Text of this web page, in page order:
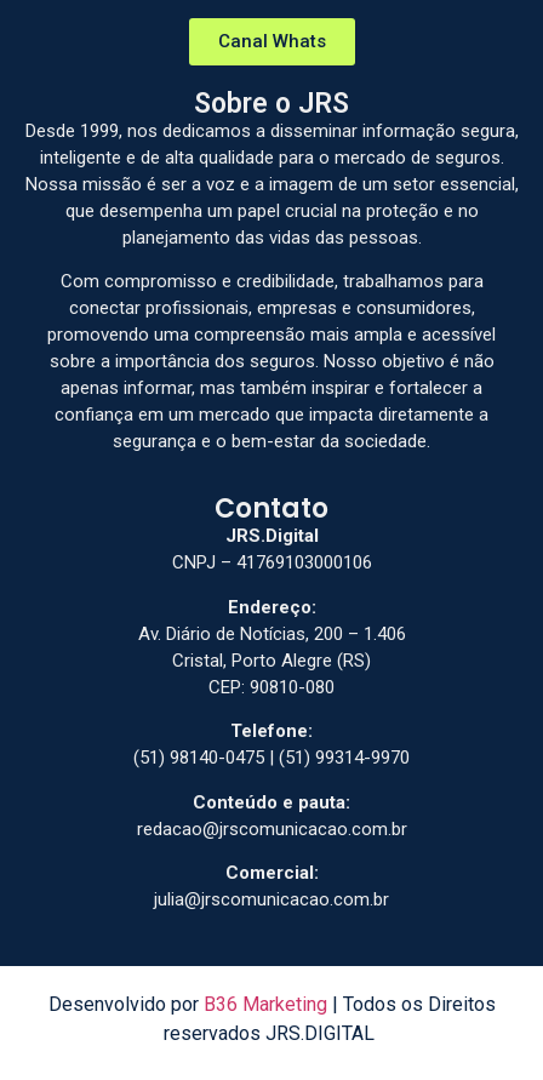
Canal Whats
Sobre o JRS
Desde 1999, nos dedicamos a disseminar informação segura,
inteligente e de alta qualidade para o mercado de seguros.
Nossa missão é ser a voz e a imagem de um setor essencial,
que desempenha um papel crucial na proteção e no
planejamento das vidas das pessoas.
Com compromisso e credibilidade, trabalhamos para
conectar profissionais, empresas e consumidores,
promovendo uma compreensão mais ampla e acessível
sobre a importância dos seguros. Nosso objetivo é não
apenas informar, mas também inspirar e fortalecer a
confiança em um mercado que impacta diretamente a
segurança e o bem-estar da sociedade.
Contato
JRS.Digital
CNPJ – 41769103000106
Endereço:
Av. Diário de Notícias, 200 – 1.406
Cristal, Porto Alegre (RS)
CEP: 90810-080
Telefone:
(51) 98140-0475 | (51) 99314-9970
Conteúdo e pauta:
redacao@jrscomunicacao.com.br
Comercial:
julia@jrscomunicacao.com.br
Desenvolvido por B36 Marketing| Todos os Direitos
reservados JRS.DIGITAL